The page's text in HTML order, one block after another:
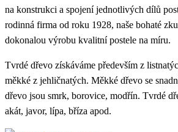
na konstrukci a spojení jednotlivých dílů
rodinná firma od roku 1928, naše bohaté
dokonalou výrobu kvalitní postele na míru.
Tvrdé dřevo získáváme především z
měkké z jehličnatých. Měkké dřevo se
dřevo jsou smrk, borovice, modřín. Tvrdé
akát, javor, lípa, bříza apod.